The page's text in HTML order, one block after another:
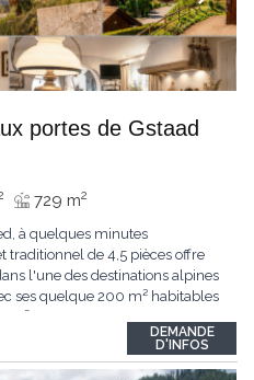
portes de Gstaad
729 m2
à quelques minutes
traditionnel de 4,5 pièces offre
l'une des destinations alpines
ses quelque 200 m² habitables
vue dégagée sur le village de
DEMANDE
D'INFOS